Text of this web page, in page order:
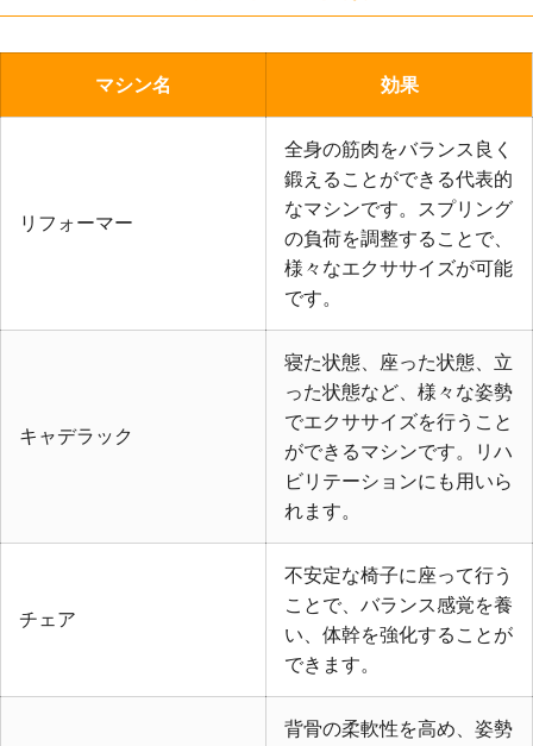
マシン名 効果
リフォーマー
全身の筋肉をバランス良く
鍛えることができる代表的
なマシンです。スプリング
の負荷を調整することで、
様々なエクササイズが可能
です。
キャデラック
寝た状態、座った状態、立
った状態など、様々な姿勢
でエクササイズを行うこと
ができるマシンです。リハ
ビリテーションにも用いら
れます。
チェア
不安定な椅子に座って行う
ことで、バランス感覚を養
い、体幹を強化することが
できます。
背骨の柔軟性を高め、姿勢